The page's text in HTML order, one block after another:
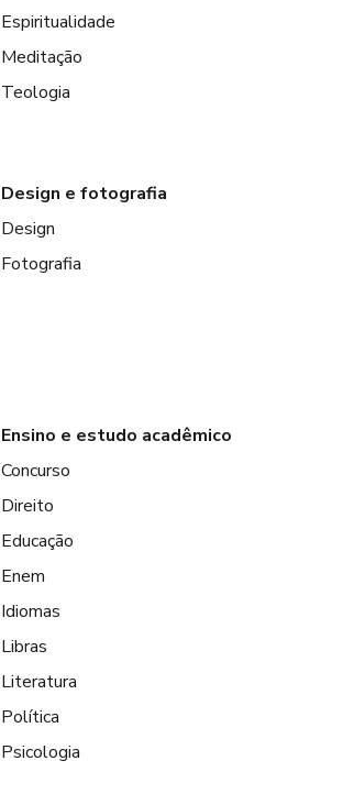
Espiritualidade
Meditação
Teologia
Design e fotografia
Design
Fotografia
Ensino e estudo acadêmico
Concurso
Direito
Educação
Enem
Idiomas
Libras
Literatura
Política
Psicologia